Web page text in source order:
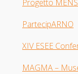
Progetto
PartecipARNO
XIV ESEE Con
MAGMA –